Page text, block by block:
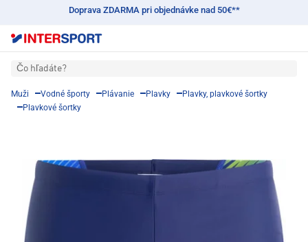
Doprava ZDARMA pri objednávke nad 50€**
Čo hľadáte?
Muži Vodné športy Plávanie Plavky
Plavky, plavkové šortky
Plavkové šortky